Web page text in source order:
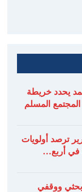
يحدد خريطة
المسلم
9 تقارير ترصد أولويات
في أربع…
بحثي ووقفي